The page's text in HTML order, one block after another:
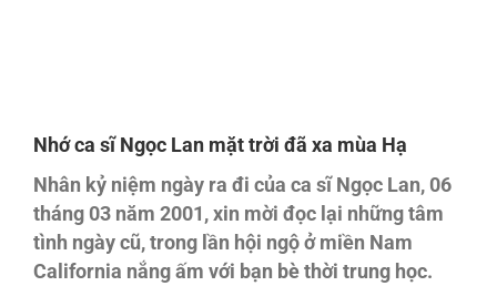
Nhớ ca sĩ Ngọc Lan mặt trời đã xa mùa Hạ
Nhân kỷ niệm ngày ra đi của ca sĩ Ngọc Lan, 06
tháng 03 năm 2001, xin mời đọc lại những tâm
tình ngày cũ, trong lần hội ngộ ở miền Nam
California nắng ấm với bạn bè thời trung học.